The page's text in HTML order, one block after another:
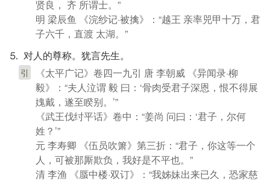
贤良， 齐 所谓士。”
明 梁辰鱼 《浣纱记·被擒》：“越王 亲率兕甲十万，君
子六千，直渡 太湖。”
⒌ 对人的尊称。犹言先生。
引
《太平广记》卷四一九引 唐 李朝威 《异闻录·柳
毅》：“夫人泣谓 毅 曰：‘骨肉受君子深恩，恨不得展
媿戴，遂至睽别。’”
《武王伐纣平话》卷中：“姜尚 问曰：‘君子，尔何
姓？’”
元 李寿卿 《伍员吹箫》第三折：“君子，你这等一个
人，可被那厮欺负，我好是不平也。”
清 李渔 《蜃中楼·双订》：“我姊妹出来已久，恐家慈